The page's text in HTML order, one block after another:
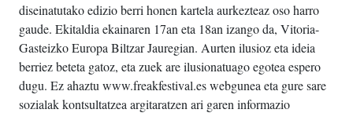
diseinatutako edizio berri honen kartela aurkezteaz oso harro
gaude. Ekitaldia ekainaren 17an eta 18an izango da, Vitoria-
Gasteizko Europa Biltzar Jauregian. Aurten ilusioz eta ideia
berriez beteta gatoz, eta zuek are ilusionatuago egotea espero
dugu. Ez ahaztu www.freakfestival.es webgunea eta gure sare
sozialak kontsultatzea argitaratzen ari garen informazio